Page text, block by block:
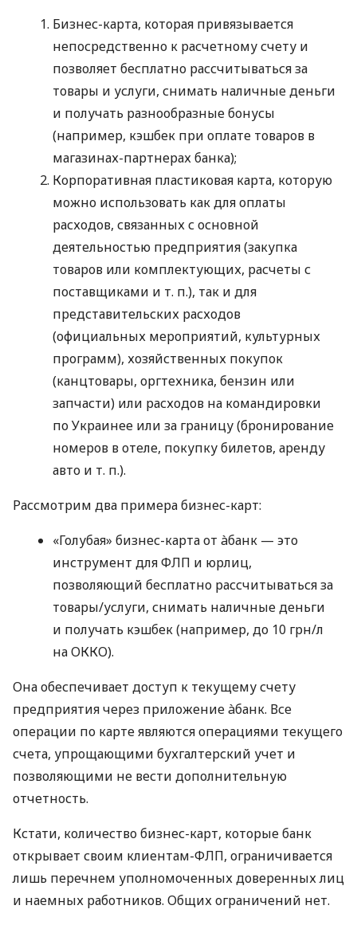
Бизнес-карта, которая привязывается
непосредственно к расчетному счету и
позволяет бесплатно рассчитываться за
товары и услуги, снимать наличные деньги
и получать разнообразные бонусы
(например, кэшбек при оплате товаров в
магазинах-партнерах банка);
Корпоративная пластиковая карта, которую
можно использовать как для оплаты
расходов, связанных с основной
деятельностью предприятия (закупка
товаров или комплектующих, расчеты с
поставщиками и т. п.), так и для
представительских расходов
(официальных мероприятий, культурных
программ), хозяйственных покупок
(канцтовары, оргтехника, бензин или
запчасти) или расходов на командировки
по Украинее или за границу (бронирование
номеров в отеле, покупку билетов, аренду
авто и т. п.).
Рассмотрим два примера бизнес-карт:
«Голубая» бизнес-карта от àбанк — это
инструмент для ФЛП и юрлиц,
позволяющий бесплатно рассчитываться за
товары/услуги, снимать наличные деньги
и получать кэшбек (например, до 10 грн/л
на ОККО).
Она обеспечивает доступ к текущему счету
предприятия через приложение àбанк. Все
операции по карте являются операциями текущего
счета, упрощающими бухгалтерский учет и
позволяющими не вести дополнительную
отчетность.
Кстати, количество бизнес-карт, которые банк
открывает своим клиентам-ФЛП, ограничивается
лишь перечнем уполномоченных доверенных лиц
и наемных работников. Общих ограничений нет.